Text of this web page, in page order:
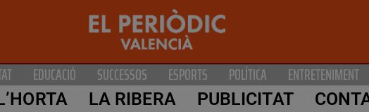
EDUCACIÓ SUCCESSOS ESPORTS POLÍTICA ENTRETENIMENT
LA RIBERA PUBLICITAT